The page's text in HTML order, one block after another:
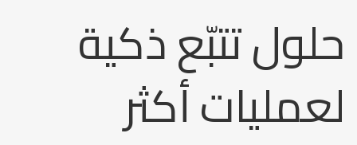
حلول تتبّع ذكية
لعمليات أكثر